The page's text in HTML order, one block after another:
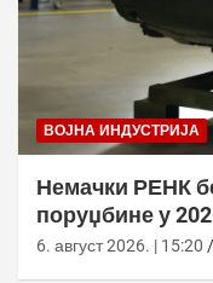
ВОЈНА ИНДУСТРИЈА
Немачки РЕНК
поруџбине у
6. август 2026. | 15:20